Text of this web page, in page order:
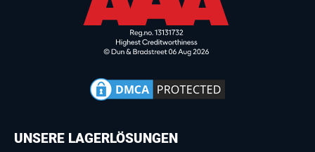
UNSERE LAGERLÖSUNGEN